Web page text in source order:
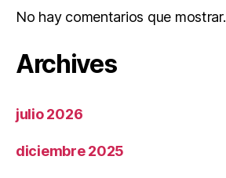
No hay comentarios que mostrar.
Archives
julio 2026
diciembre 2025